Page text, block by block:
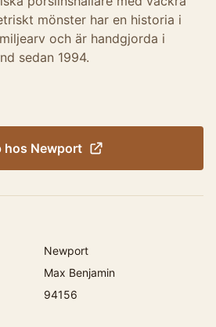
mönster har en historia i
och är handgjorda i
sedan 1994.
hos Newport
Newport
Max Benjamin
94156